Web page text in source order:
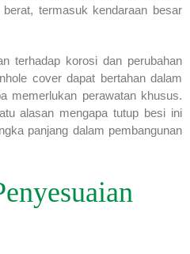
termasuk kendaraan besar
terhadap korosi dan perubahan
cover dapat bertahan dalam
memerlukan perawatan khusus.
alasan mengapa tutup besi ini
panjang dalam pembangunan